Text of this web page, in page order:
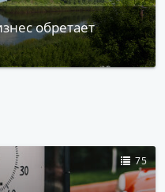
обретает
75